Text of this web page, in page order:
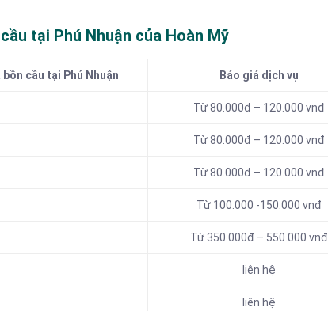
tại Phú Nhuận của Hoàn Mỹ
cầu tại Phú Nhuận Báo giá dịch vụ
Từ 80.000đ – 120.000 vnđ
Từ 80.000đ – 120.000 vnđ
Từ 80.000đ – 120.000 vnđ
Từ 100.000 -150.000 vnđ
Từ 350.000đ – 550.000 vnđ
liên hệ
liên hệ